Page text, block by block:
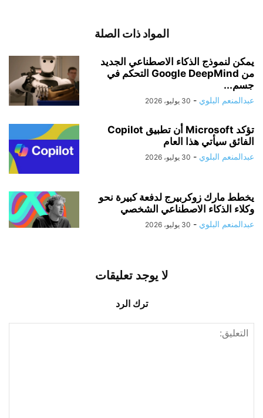
المواد ذات الصلة
يمكن لنموذج الذكاء الاصطناعي الجديد
من Google DeepMind التحكم في
جسم...
عبدالمنعم البلوي - 30 يوليو، 2026
تؤكد Microsoft أن تطبيق Copilot
الفائق سيأتي هذا العام
عبدالمنعم البلوي - 30 يوليو، 2026
يخطط مارك زوكربيرج لدفعة كبيرة نحو
وكلاء الذكاء الاصطناعي الشخصي
عبدالمنعم البلوي - 30 يوليو، 2026
لا يوجد تعليقات
ترك الرد